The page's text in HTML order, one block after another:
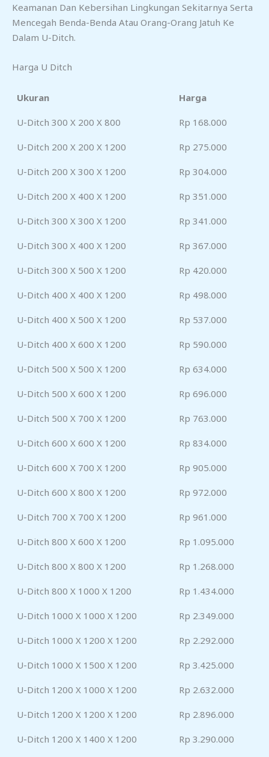
Keamanan Dan Kebersihan Lingkungan Sekitarnya Serta
Mencegah Benda-Benda Atau Orang-Orang Jatuh Ke
Dalam U-Ditch.
Harga U Ditch
Ukuran Harga
U-Ditch 300 X 200 X 800 Rp 168.000
U-Ditch 200 X 200 X 1200 Rp 275.000
U-Ditch 200 X 300 X 1200 Rp 304.000
U-Ditch 200 X 400 X 1200 Rp 351.000
U-Ditch 300 X 300 X 1200 Rp 341.000
U-Ditch 300 X 400 X 1200 Rp 367.000
U-Ditch 300 X 500 X 1200 Rp 420.000
U-Ditch 400 X 400 X 1200 Rp 498.000
U-Ditch 400 X 500 X 1200 Rp 537.000
U-Ditch 400 X 600 X 1200 Rp 590.000
U-Ditch 500 X 500 X 1200 Rp 634.000
U-Ditch 500 X 600 X 1200 Rp 696.000
U-Ditch 500 X 700 X 1200 Rp 763.000
U-Ditch 600 X 600 X 1200 Rp 834.000
U-Ditch 600 X 700 X 1200 Rp 905.000
U-Ditch 600 X 800 X 1200 Rp 972.000
U-Ditch 700 X 700 X 1200 Rp 961.000
U-Ditch 800 X 600 X 1200 Rp 1.095.000
U-Ditch 800 X 800 X 1200 Rp 1.268.000
U-Ditch 800 X 1000 X 1200 Rp 1.434.000
U-Ditch 1000 X 1000 X 1200 Rp 2.349.000
U-Ditch 1000 X 1200 X 1200 Rp 2.292.000
U-Ditch 1000 X 1500 X 1200 Rp 3.425.000
U-Ditch 1200 X 1000 X 1200 Rp 2.632.000
U-Ditch 1200 X 1200 X 1200 Rp 2.896.000
U-Ditch 1200 X 1400 X 1200 Rp 3.290.000